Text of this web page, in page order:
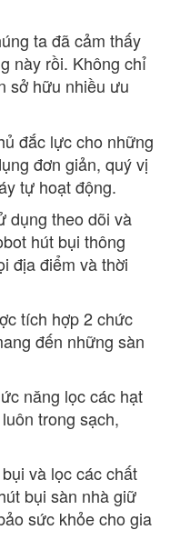
ta đã cảm thấy
này rồi. Không chỉ
sở hữu nhiều ưu
đắc lực cho những
đơn giản, quý vị
tự hoạt động.
dụng theo dõi và
hút bụi thông
địa điểm và thời
tích hợp 2 chức
đến những sàn
năng lọc các hạt
trong sạch,
và lọc các chất
bụi sàn nhà giữ
sức khỏe cho gia